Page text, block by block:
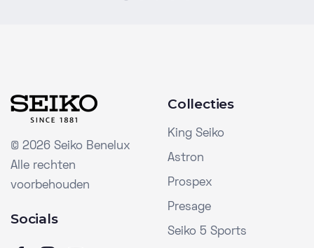
© 2026 Seiko Benelux
Alle rechten
voorbehouden
Socials
Collecties
King Seiko
Astron
Prospex
Presage
Seiko 5 Sports